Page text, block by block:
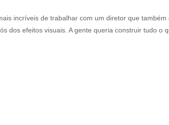
incríveis de trabalhar com um diretor que
dos efeitos visuais. A gente queria construir tudo o